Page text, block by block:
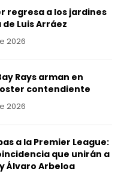
regresa a los jardines
Luis Arráez
2026
Rays arman en
contendiente
2026
a la Premier League:
que unirán a
Álvaro Arbeloa